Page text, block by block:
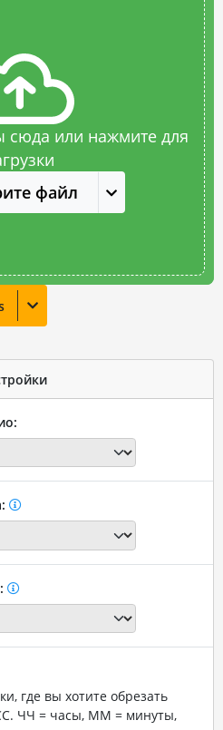
сюда или нажмите для
файл
где вы хотите обрезать
ЧЧ = часы, ММ = минуты,